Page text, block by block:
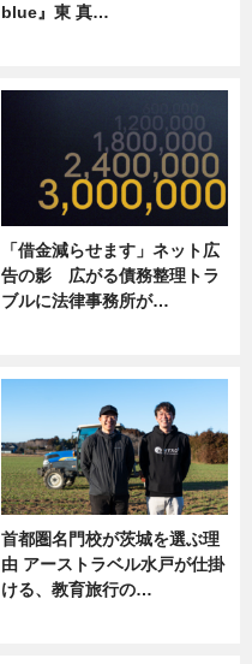
blue』東 真…
「借金減らせます」ネット広
告の影 広がる債務整理トラ
ブルに法律事務所が…
首都圏名門校が茨城を選ぶ理
由 アーストラベル水戸が仕掛
ける、教育旅行の…